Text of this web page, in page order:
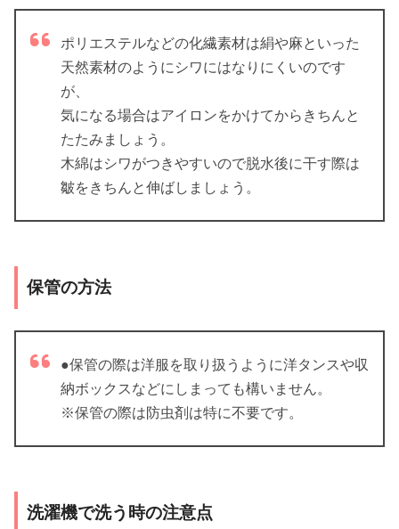
ポリエステルなどの化繊素材は絹や麻といった
天然素材のようにシワにはなりにくいのです
が、
気になる場合はアイロンをかけてからきちんと
たたみましょう。
木綿はシワがつきやすいので脱水後に干す際は
皺をきちんと伸ばしましょう。
保管の方法
●保管の際は洋服を取り扱うように洋タンスや収
納ボックスなどにしまっても構いません。
※保管の際は防虫剤は特に不要です。
洗濯機で洗う時の注意点